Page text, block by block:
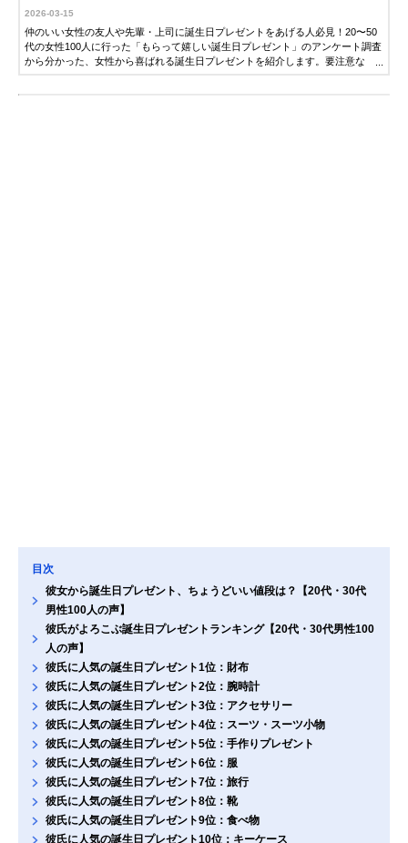
2026-03-15
仲のいい女性の友人や先輩・上司に誕生日プレゼントをあげる人必見！20〜50
代の女性100人に行った「もらって嬉しい誕生日プレゼント」のアンケート調査
から分かった、女性から喜ばれる誕生日プレゼントを紹介します。要注意な
目次
彼女から誕生日プレゼント、ちょうどいい値段は？【20代・30代
男性100人の声】
彼氏がよろこぶ誕生日プレゼントランキング【20代・30代男性100
人の声】
彼氏に人気の誕生日プレゼント1位：財布
彼氏に人気の誕生日プレゼント2位：腕時計
彼氏に人気の誕生日プレゼント3位：アクセサリー
彼氏に人気の誕生日プレゼント4位：スーツ・スーツ小物
彼氏に人気の誕生日プレゼント5位：手作りプレゼント
彼氏に人気の誕生日プレゼント6位：服
彼氏に人気の誕生日プレゼント7位：旅行
彼氏に人気の誕生日プレゼント8位：靴
彼氏に人気の誕生日プレゼント9位：食べ物
彼氏に人気の誕生日プレゼント10位：キーケース